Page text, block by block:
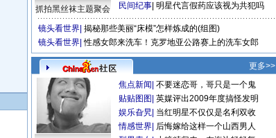
抓拍黑丝袜主题聚会
民间纪事 明星代言假药应该视为共犯吗
镜头看世界 揭秘那些美丽“床模”怎样炼成的(组图)
镜头看世界 性感女郎来洗车！克罗地亚公路赛上的洗车女郎
更多>>
焦点新闻 不要迷恋哥，哥只是一个鬼
贴贴图图 英媒评出2009年度搞怪发明
娱乐旮旯 当红明星不仅仅是名利双收
情感世界 后悔嫁给这样一个山西男人